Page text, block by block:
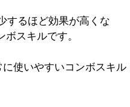
するほど効果が高くな
スキルです。
使いやすいコンボスキル